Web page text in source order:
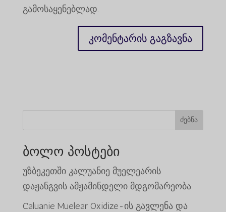
გამოსაყენებლად.
ძებნა
ბოლო პოსტები
უზბეკეთში კალუანიე მუელეარის
დაჟანგვის ამჟამინდელი მდგომარეობა
Caluanie Muelear Oxidize-ის გავლენა და